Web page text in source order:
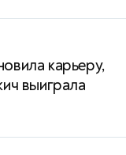
карьеру,
выиграла